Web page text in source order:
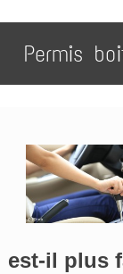
Permis
est-il plus